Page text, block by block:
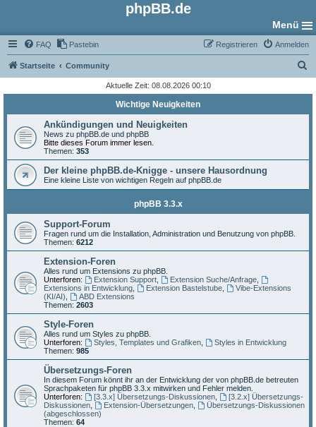
phpBB.de
Menü
FAQ Pastebin Anmelden
Registrieren
Startseite Community
h
Aktuelle Zeit: 08.08.2026 00:10
Wichtige Neuigkeiten
Ankündigungen und Neuigkeiten
News zu phpBB.de und phpBB
Bitte dieses Forum immer lesen.
Themen: 353
Der kleine phpBB.de-Knigge - unsere Hausordnung
Eine kleine Liste von wichtigen Regeln auf phpBB.de
phpBB 3.3.x
Support-Forum
Fragen rund um die Installation, Administration und Benutzung von phpBB.
Themen: 6212
Extension-Foren
Alles rund um Extensions zu phpBB.
Unterforen:
Extension Support, Extension Suche/Anfrage,
Extensions in Entwicklung
Extension Bastelstube,
Vibe-Extensions
(KI/AI)
ABD Extensions
Themen: 2603
Style-Foren
Alles rund um Styles zu phpBB.
Unterforen:
Styles, Templates und Grafiken,
Styles in Entwicklung
Themen: 985
Übersetzungs-Foren
In diesem Forum könnt ihr an der Entwicklung der von phpBB.de betreuten
Sprachpaketen für phpBB 3.3.x mitwirken und Fehler melden.
Unterforen:
[3.3.x] Übersetzungs-Diskussionen,
[3.2.x] Übersetzungs-
Diskussionen
Extension-Übersetzungen,
Übersetzungs-Diskussionen
(abgeschlossen)
Themen: 64